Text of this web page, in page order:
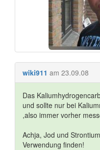
wiki911 am 23.09.08
Das
und sollte nur bei
,also immer vorher
Achja, Jod und
Verwendung finden!